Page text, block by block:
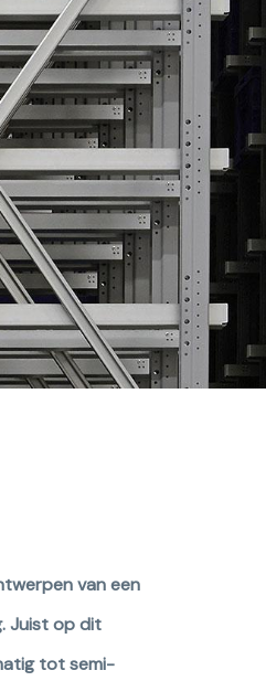
van een
Juist op dit
tot semi-